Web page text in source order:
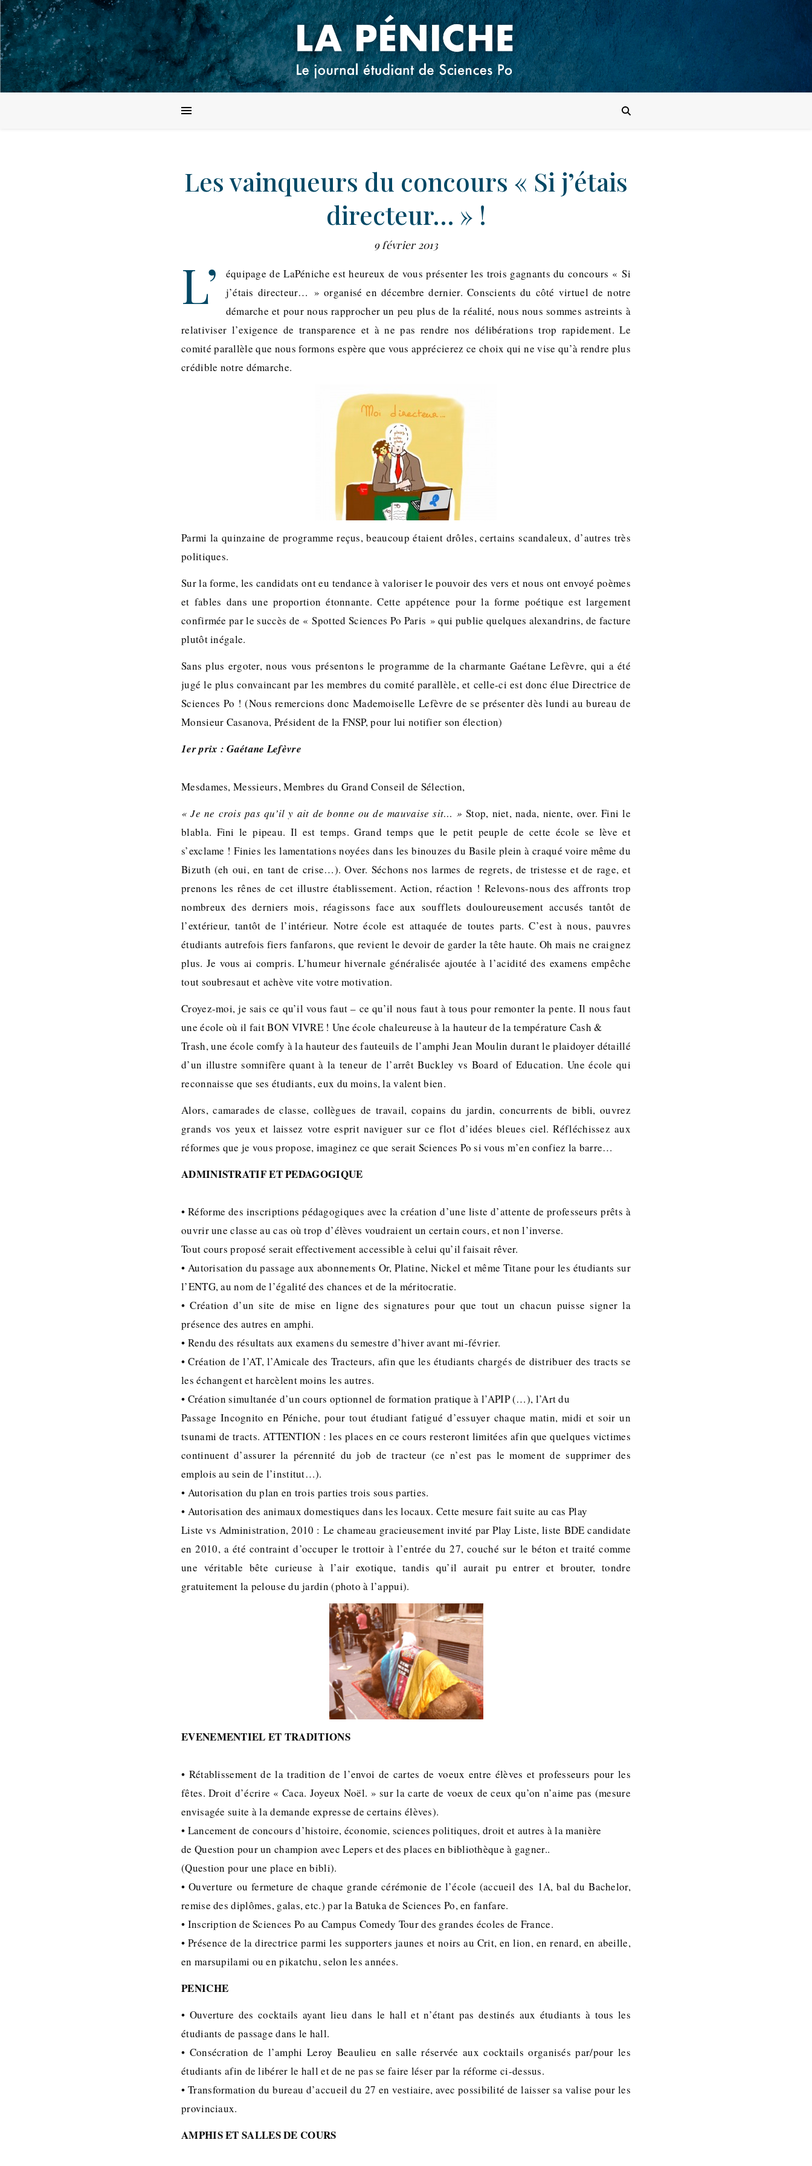
Les vainqueurs du concours « Si j’étais
directeur… » !
9 février 2013
L’
équipage de LaPéniche est heureux de vous présenter les trois gagnants du concours « Si
j’étais directeur… » organisé en décembre dernier. Conscients du côté virtuel de notre
démarche et pour nous rapprocher un peu plus de la réalité, nous nous sommes astreints à
relativiser l’exigence de transparence et à ne pas rendre nos délibérations trop rapidement. Le
comité parallèle que nous formons espère que vous apprécierez ce choix qui ne vise qu’à rendre plus
crédible notre démarche.
Parmi la quinzaine de programme reçus, beaucoup étaient drôles, certains scandaleux, d’autres très
politiques.
Sur la forme, les candidats ont eu tendance à valoriser le pouvoir des vers et nous ont envoyé poèmes
et fables dans une proportion étonnante. Cette appétence pour la forme poétique est largement
confirmée par le succès de « Spotted Sciences Po Paris » qui publie quelques alexandrins, de facture
plutôt inégale.
Sans plus ergoter, nous vous présentons le programme de la charmante Gaétane Lefèvre, qui a été
jugé le plus convaincant par les membres du comité parallèle, et celle-ci est donc élue Directrice de
Sciences Po ! (Nous remercions donc Mademoiselle Lefèvre de se présenter dès lundi au bureau de
Monsieur Casanova, Président de la FNSP, pour lui notifier son élection)
1er prix : Gaétane Lefèvre
Mesdames, Messieurs, Membres du Grand Conseil de Sélection,
« Je ne crois pas qu’il y ait de bonne ou de mauvaise sit… » Stop, niet, nada, niente, over. Fini le
blabla. Fini le pipeau. Il est temps. Grand temps que le petit peuple de cette école se lève et
s’exclame ! Finies les lamentations noyées dans les binouzes du Basile plein à craqué voire même du
Bizuth (eh oui, en tant de crise…). Over. Séchons nos larmes de regrets, de tristesse et de rage, et
prenons les rênes de cet illustre établissement. Action, réaction ! Relevons-nous des affronts trop
nombreux des derniers mois, réagissons face aux soufflets douloureusement accusés tantôt de
l’extérieur, tantôt de l’intérieur. Notre école est attaquée de toutes parts. C’est à nous, pauvres
étudiants autrefois fiers fanfarons, que revient le devoir de garder la tête haute. Oh mais ne craignez
plus. Je vous ai compris. L’humeur hivernale généralisée ajoutée à l’acidité des examens empêche
tout soubresaut et achève vite votre motivation.
Croyez-moi, je sais ce qu’il vous faut – ce qu’il nous faut à tous pour remonter la pente. Il nous faut
une école où il fait BON VIVRE ! Une école chaleureuse à la hauteur de la température Cash &
Trash, une école comfy à la hauteur des fauteuils de l’amphi Jean Moulin durant le plaidoyer détaillé
d’un illustre somnifère quant à la teneur de l’arrêt Buckley vs Board of Education. Une école qui
reconnaisse que ses étudiants, eux du moins, la valent bien.
Alors, camarades de classe, collègues de travail, copains du jardin, concurrents de bibli, ouvrez
grands vos yeux et laissez votre esprit naviguer sur ce flot d’idées bleues ciel. Réfléchissez aux
réformes que je vous propose, imaginez ce que serait Sciences Po si vous m’en confiez la barre…
ADMINISTRATIF ET PEDAGOGIQUE
• Réforme des inscriptions pédagogiques avec la création d’une liste d’attente de professeurs prêts à
ouvrir une classe au cas où trop d’élèves voudraient un certain cours, et non l’inverse.
Tout cours proposé serait effectivement accessible à celui qu’il faisait rêver.
• Autorisation du passage aux abonnements Or, Platine, Nickel et même Titane pour les étudiants sur
l’ENTG, au nom de l’égalité des chances et de la méritocratie.
• Création d’un site de mise en ligne des signatures pour que tout un chacun puisse signer la
présence des autres en amphi.
• Rendu des résultats aux examens du semestre d’hiver avant mi-février.
• Création de l’AT, l’Amicale des Tracteurs, afin que les étudiants chargés de distribuer des tracts se
les échangent et harcèlent moins les autres.
• Création simultanée d’un cours optionnel de formation pratique à l’APIP (…), l’Art du
Passage Incognito en Péniche, pour tout étudiant fatigué d’essuyer chaque matin, midi et soir un
tsunami de tracts. ATTENTION : les places en ce cours resteront limitées afin que quelques victimes
continuent d’assurer la pérennité du job de tracteur (ce n’est pas le moment de supprimer des
emplois au sein de l’institut…).
• Autorisation du plan en trois parties trois sous parties.
• Autorisation des animaux domestiques dans les locaux. Cette mesure fait suite au cas Play
Liste vs Administration, 2010 : Le chameau gracieusement invité par Play Liste, liste BDE candidate
en 2010, a été contraint d’occuper le trottoir à l’entrée du 27, couché sur le béton et traité comme
une véritable bête curieuse à l’air exotique, tandis qu’il aurait pu entrer et brouter, tondre
gratuitement la pelouse du jardin (photo à l’appui).
EVENEMENTIEL ET TRADITIONS
• Rétablissement de la tradition de l’envoi de cartes de voeux entre élèves et professeurs pour les
fêtes. Droit d’écrire « Caca. Joyeux Noël. » sur la carte de voeux de ceux qu’on n’aime pas (mesure
envisagée suite à la demande expresse de certains élèves).
• Lancement de concours d’histoire, économie, sciences politiques, droit et autres à la manière
de Question pour un champion avec Lepers et des places en bibliothèque à gagner..
(Question pour une place en bibli).
• Ouverture ou fermeture de chaque grande cérémonie de l’école (accueil des 1A, bal du Bachelor,
remise des diplômes, galas, etc.) par la Batuka de Sciences Po, en fanfare.
• Inscription de Sciences Po au Campus Comedy Tour des grandes écoles de France.
• Présence de la directrice parmi les supporters jaunes et noirs au Crit, en lion, en renard, en abeille,
en marsupilami ou en pikatchu, selon les années.
PENICHE
• Ouverture des cocktails ayant lieu dans le hall et n’étant pas destinés aux étudiants à tous les
étudiants de passage dans le hall.
• Consécration de l’amphi Leroy Beaulieu en salle réservée aux cocktails organisés par/pour les
étudiants afin de libérer le hall et de ne pas se faire léser par la réforme ci-dessus.
• Transformation du bureau d’accueil du 27 en vestiaire, avec possibilité de laisser sa valise pour les
provinciaux.
AMPHIS ET SALLES DE COURS